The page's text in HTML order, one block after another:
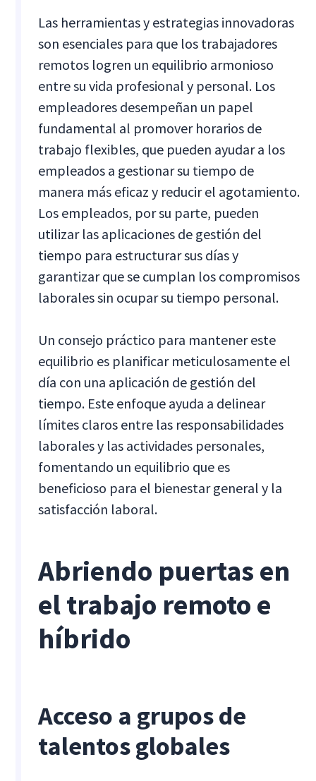
Las herramientas y estrategias innovadoras
son esenciales para que los trabajadores
remotos logren un equilibrio armonioso
entre su vida profesional y personal. Los
empleadores desempeñan un papel
fundamental al promover horarios de
trabajo flexibles, que pueden ayudar a los
empleados a gestionar su tiempo de
manera más eficaz y reducir el agotamiento.
Los empleados, por su parte, pueden
utilizar las aplicaciones de gestión del
tiempo para estructurar sus días y
garantizar que se cumplan los compromisos
laborales sin ocupar su tiempo personal.
Un consejo práctico para mantener este
equilibrio es planificar meticulosamente el
día con una aplicación de gestión del
tiempo. Este enfoque ayuda a delinear
límites claros entre las responsabilidades
laborales y las actividades personales,
fomentando un equilibrio que es
beneficioso para el bienestar general y la
satisfacción laboral.
Abriendo puertas en
el trabajo remoto e
híbrido
Acceso a grupos de
talentos globales